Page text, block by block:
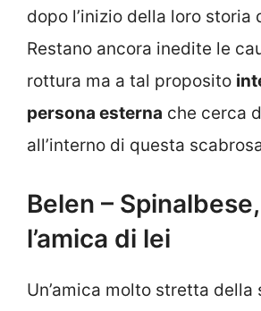
dopo l’inizio della loro storia
Restano ancora inedite le
rottura ma a tal proposito
persona esterna che cerca
all’interno di questa
Belen –
l’amica di lei
Un’amica molto stretta della